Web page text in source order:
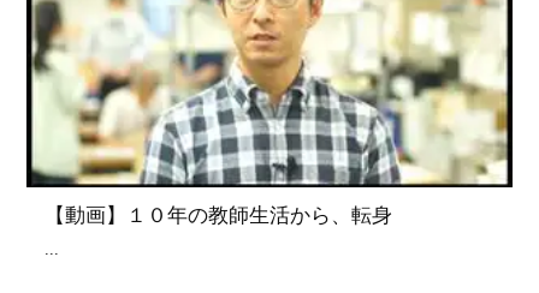
【動画】１０年の教師生活から、転身